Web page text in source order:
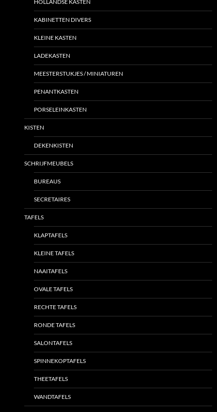
HOLLANDSE KASTEN
KABINETTEN DIVERS
KLEINE KASTEN
LADEKASTEN
MEESTERSTUKJES / MINIATUREN
PENANTKASTEN
PORSELEINKASTEN
KISTEN
DEKENKISTEN
SCHRIJFMEUBELS
BUREAUS
SECRETAIRES
TAFELS
KLAPTAFELS
KLEINE TAFELS
NAAITAFELS
OVALE TAFELS
RECHTE TAFELS
RONDE TAFELS
SALONTAFELS
SPINNEKOPTAFELS
THEETAFELS
WANDTAFELS